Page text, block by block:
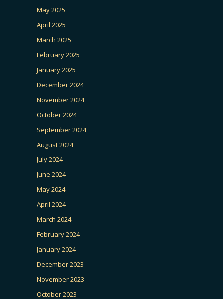
May 2025
April 2025
March 2025
February 2025
January 2025
December 2024
November 2024
October 2024
September 2024
August 2024
July 2024
June 2024
May 2024
April 2024
March 2024
February 2024
January 2024
December 2023
November 2023
October 2023